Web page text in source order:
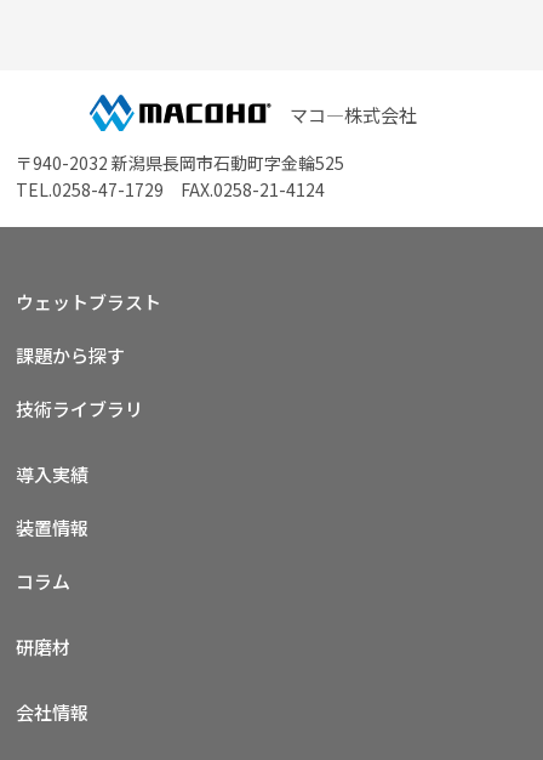
マコ―株式会社
〒940-2032 新潟県長岡市石動町字金輪525
TEL.0258-47-1729 FAX.0258-21-4124
ウェットブラスト
課題から探す
技術ライブラリ
導入実績
装置情報
コラム
研磨材
会社情報